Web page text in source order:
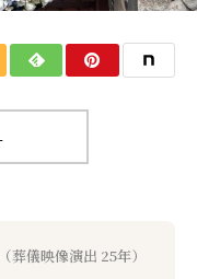
儀映像演出 25年）